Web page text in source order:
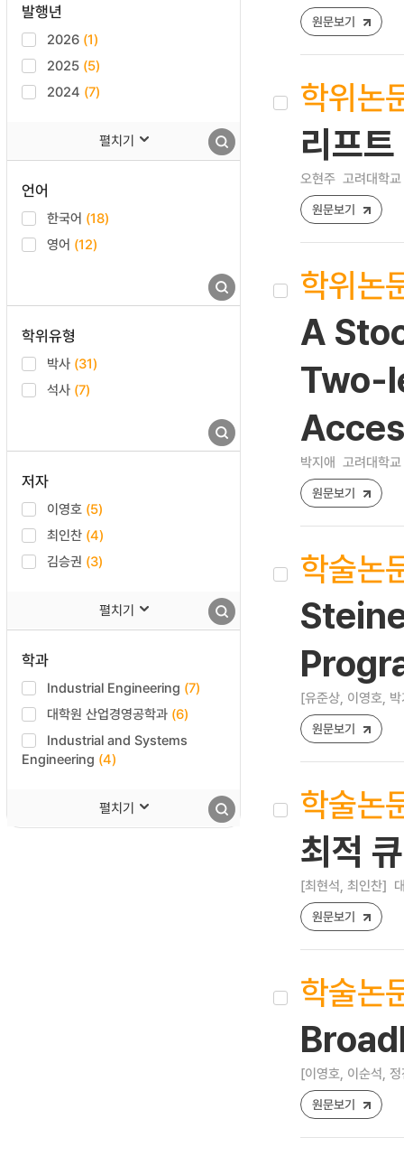
발행년
2026 (1)
2025 (5)
2024 (7)
펼치기
언어
한국어 (18)
영어 (12)
학위유형
박사 (31)
석사 (7)
저자
이영호 (5)
최인찬 (4)
김승권 (3)
펼치기
학과
Industrial Engineering (7)
대학원 산업경영공학과 (6)
Industrial and Systems
Engineering (4)
펼치기
원문보기
학위논
리프
오현주 고려대학
원문보기
학위논
A
Two-
박지애 고려대학
원문보기
학술논
[유준상, 이영호,
원문보기
학술논
최적
[최현석, 최인찬]
원문보기
학술논
[이영호, 이순석,
원문보기